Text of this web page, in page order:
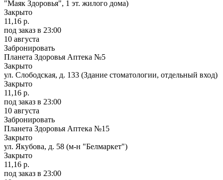
"Маяк Здоровья", 1 эт. жилого дома)
Закрыто
11,16 р.
под заказ в 23:00
10 августа
Забронировать
Планета Здоровья Аптека №5
Закрыто
ул. Слободская, д. 133 (Здание стоматологии, отдельный вход)
Закрыто
11,16 р.
под заказ в 23:00
10 августа
Забронировать
Планета Здоровья Аптека №15
Закрыто
ул. Якубова, д. 58 (м-н "Белмаркет")
Закрыто
11,16 р.
под заказ в 23:00